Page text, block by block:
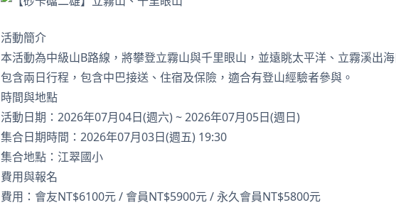
活動簡介
本活動為中級山B路線，將攀登立霧山與千里眼山，並遠眺太平洋、立霧溪出
包含兩日行程，包含中巴接送、住宿及保險，適合有登山經驗者參與。
時間與地點
活動日期：2026年07月04日(週六) ~ 2026年07月05日(週日)
集合日期時間：2026年07月03日(週五) 19:30
集合地點：江翠國小
費用與報名
費用：會友NT$6100元 / 會員NT$5900元 / 永久會員NT$5800元